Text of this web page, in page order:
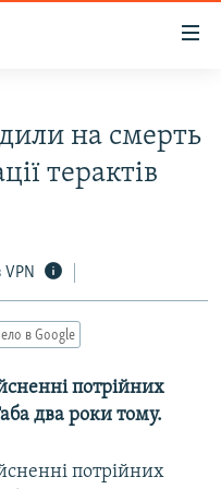
на смерть
терактів
VPN
в Google
потрійних
два роки тому.
потрійних